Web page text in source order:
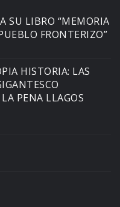
SU LIBRO “MEMORIA
FRONTERIZO”
HISTORIA: LAS
PENA LLAGOS